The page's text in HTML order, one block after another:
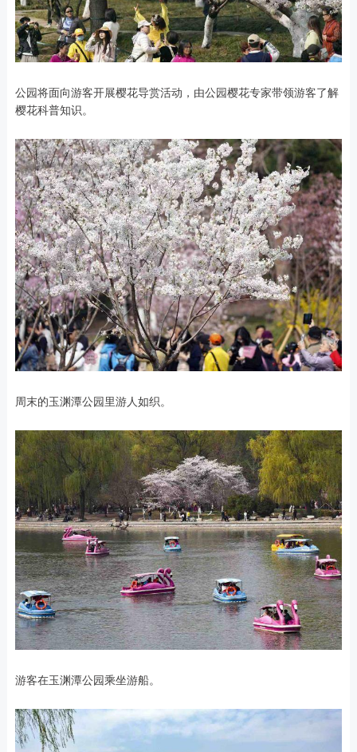
公园将面向游客开展樱花导赏活动，由公园樱花专家带领游客了解
樱花科普知识。
周末的玉渊潭公园里游人如织。
游客在玉渊潭公园乘坐游船。